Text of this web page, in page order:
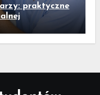
praktyczne